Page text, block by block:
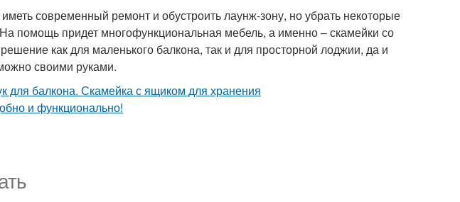
современный ремонт и обустроить лаунж-зону, но убрать некоторые
помощь придет многофункциональная мебель, а именно – скамейки со
как для маленького балкона, так и для просторной лоджии, да и
своими руками.